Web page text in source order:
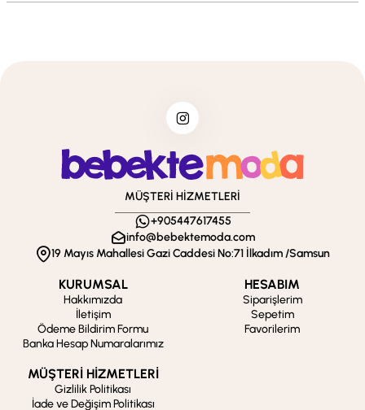
MÜŞTERİ HİZMETLERİ
+905447617455
info@bebektemoda.com
19 Mayıs Mahallesi Gazi Caddesi No:71 İlkadım /Samsun
KURUMSAL
Hakkımızda
İletişim
Ödeme Bildirim Formu
Banka Hesap Numaralarımız
HESABIM
Siparişlerim
Sepetim
Favorilerim
MÜŞTERİ HİZMETLERİ
Gizlilik Politikası
İade ve Değişim Politikası